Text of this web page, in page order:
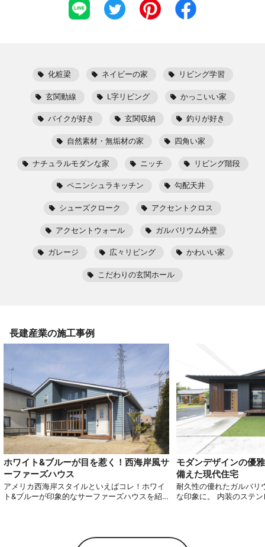
化粧梁 ネイビーの家 リビング学習
玄関動線 L字リビング かっこいい家
バイクが好き 玄関収納 釣りが好き
自然素材・無垢材の家 四角い家
ナチュラルモダンな家 ニッチ リビング階段
ペニンシュラキッチン 勾配天井
シューズクローク アクセントクロス
アクセントウォール ガルバリウム外壁
ガレージ 広々リビング かわいい家
こだわりの玄関ホール
長建産業の施工事例
ホワイト&ブルーが目を惹く！西海岸風サ
ーファーズハウス
アメリカ西海岸スタイルといえばコレ！ホワイ
ト&ブルーが印象的なサーファーズハウスを紹
転車やバイクなどの趣味を楽しみたい方におす
モダンデザインの優
備えた現代住宅
耐久性の優れたガルバリ
な印象に。 内装のステ
い。